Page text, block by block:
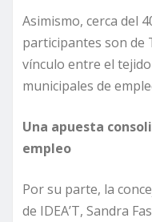
Asimismo, cerca del
participantes son de
vínculo entre el
municipales de
Una apuesta
empleo
Por su parte, la
de IDEA’T, Sandra